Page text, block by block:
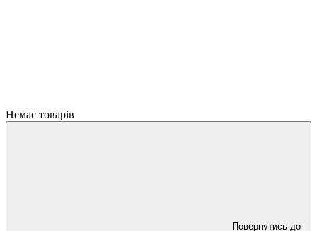
Немає товарів
Повернутись до